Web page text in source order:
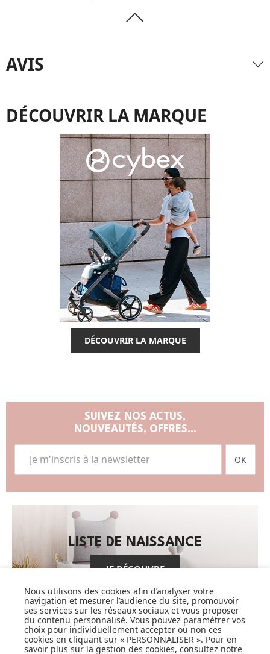
AVIS
DÉCOUVRIR LA MARQUE
DÉCOUVRIR LA MARQUE
SUIVEZ NOS ACTUS,
NOUVEAUTÉS, OFFRES...
OK
LISTE DE NAISSANCE
JE DÉCOUVRE
Nous utilisons des cookies afin d’analyser votre
navigation et mesurer l’audience du site, promouvoir
ses services sur les réseaux sociaux et vous proposer
du contenu personnalisé. Vous pouvez paramétrer vos
choix pour individuellement accepter ou non ces
cookies en cliquant sur « PERSONNALISER ». Pour en
savoir plus sur la gestion des cookies, consultez notre